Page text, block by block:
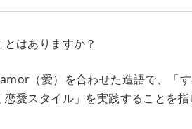
はありますか？
（愛）を合わせた造語で、「
愛スタイル」を実践することを指